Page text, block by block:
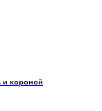
и короной